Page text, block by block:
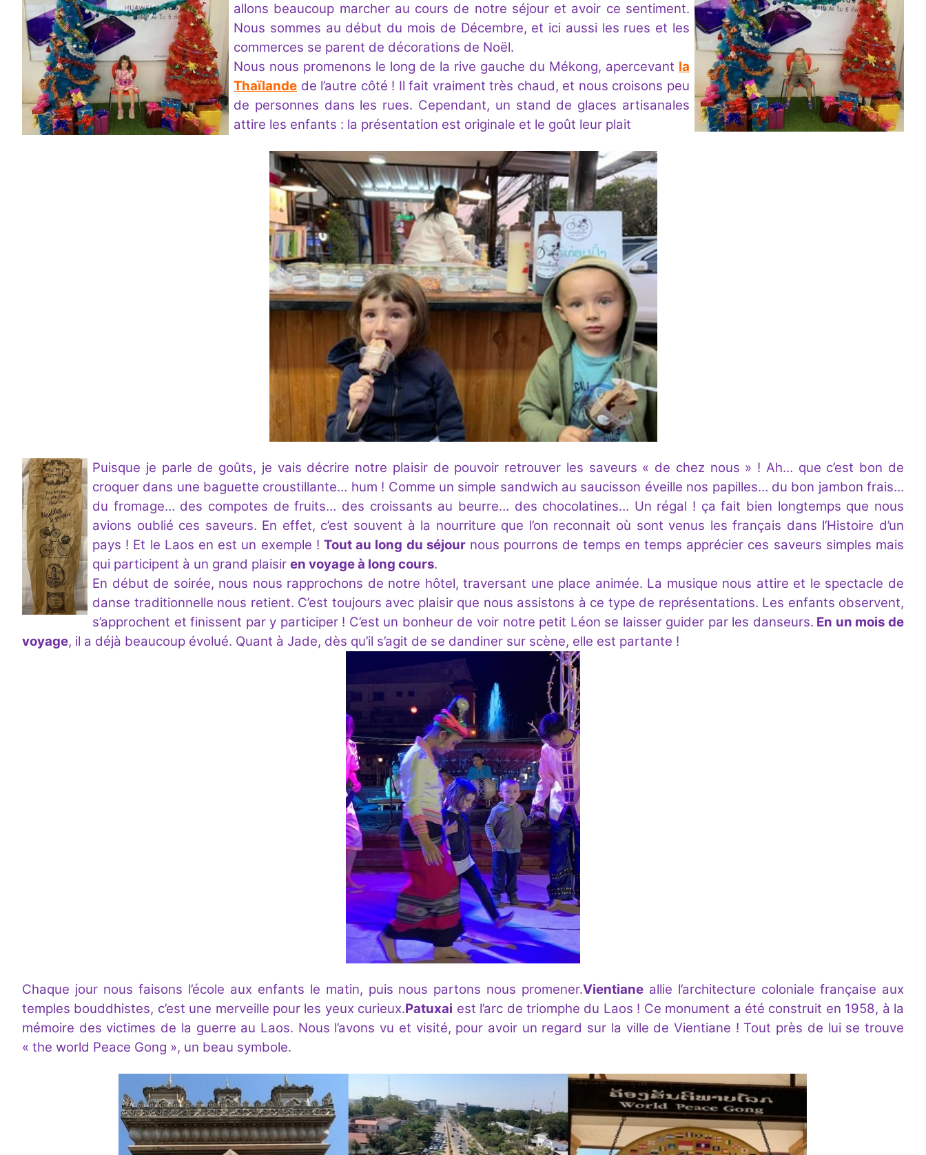
allons beaucoup marcher au cours de notre séjour et avoir ce sentiment.
Nous sommes au début du mois de Décembre, et ici aussi les rues et les
commerces se parent de décorations de Noël.
Nous nous promenons le long de la rive gauche du Mékong, apercevant la
Thaïlande de l’autre côté ! Il fait vraiment très chaud, et nous croisons peu
de personnes dans les rues. Cependant, un stand de glaces artisanales
attire les enfants : la présentation est originale et le goût leur plait
Puisque je parle de goûts, je vais décrire notre plaisir de pouvoir retrouver les saveurs « de chez nous » ! Ah… que c’est bon de
croquer dans une baguette croustillante… hum ! Comme un simple sandwich au saucisson éveille nos papilles… du bon jambon frais...
du fromage… des compotes de fruits… des croissants au beurre… des chocolatines… Un régal ! ça fait bien longtemps que nous
avions oublié ces saveurs. En effet, c’est souvent à la nourriture que l’on reconnait où sont venus les français dans l’Histoire d’un
pays ! Et le Laos en est un exemple ! Tout au long du séjournous pourrons de temps en temps apprécier ces saveurs simples mais
qui participent à un grand plaisir en voyage à long cours.
En début de soirée, nous nous rapprochons de notre hôtel, traversant une place animée. La musique nous attire et le spectacle de
danse traditionnelle nous retient. C’est toujours avec plaisir que nous assistons à ce type de représentations. Les enfants observent,
s’approchent et finissent par y participer ! C’est un bonheur de voir notre petit Léon se laisser guider par les danseurs. En un mois de
voyage, il a déjà beaucoup évolué. Quant à Jade, dès qu’il s’agit de se dandiner sur scène, elle est partante !
Chaque jour nous faisons l’école aux enfants le matin, puis nous partons nous promener.Vientiane allie l’architecture coloniale française aux
temples bouddhistes, c’est une merveille pour les yeux curieux.Patuxai est l’arc de triomphe du Laos ! Ce monument a été construit en 1958, à la
mémoire des victimes de la guerre au Laos. Nous l’avons vu et visité, pour avoir un regard sur la ville de Vientiane ! Tout près de lui se trouve
« the world Peace Gong », un beau symbole.